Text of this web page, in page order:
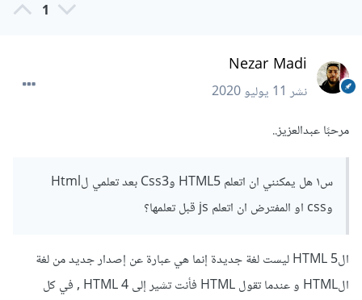
1
Nezar Madi
نشر11 يوليو 2020
مرحبًا عبدالعزيز..
س١ هل يمكنني ان اتعلم HTML5 وCss3 بعد تعلمي لHtml
وcss او المفترض ان اتعلم js قبل تعلمها؟
الHTML 5 ليست لغة جديدة إنما هي عبارة عن إصدار جديد من لغة
الHTML و عندما تقول HTML فأنت تشير إلى HTML 4 , في كل